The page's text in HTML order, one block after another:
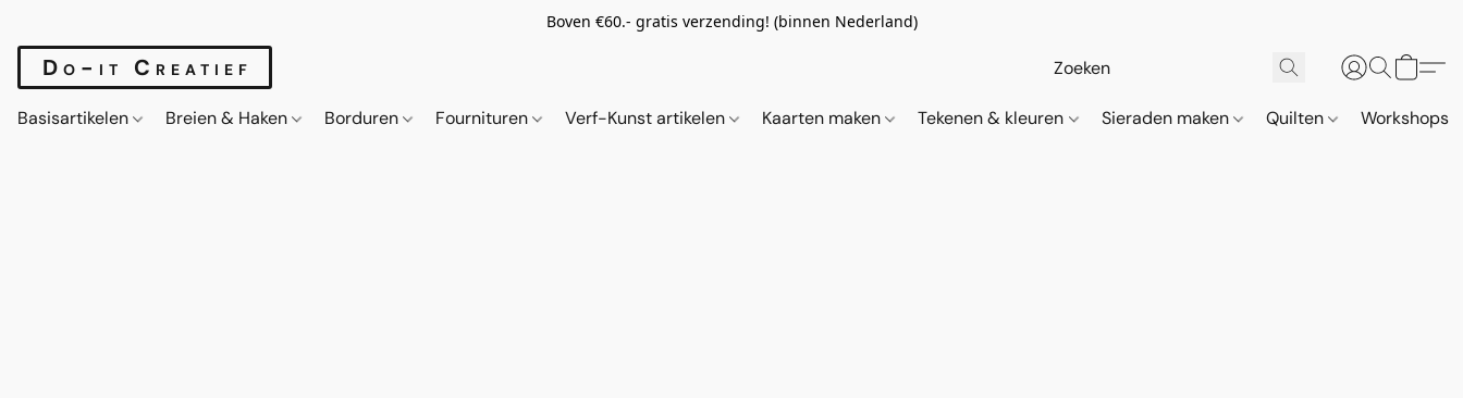
Boven €60.- gratis verzending! (binnen Nederland)
Do-it Creatief
Basisartikelen Breien & Haken Borduren Fournituren Verf-Kunst artikelen Kaarten maken Tekenen & kleuren Sieraden maken Quilten Workshops